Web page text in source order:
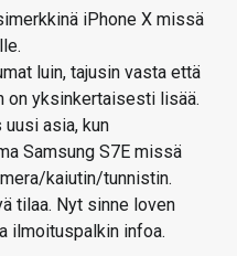
iPhone X missä
luin, tajusin vasta että
on yksinkertaisesti lisää.
asia, kun
Samsung S7E missä
kaiutin/tunnistin.
tilaa. Nyt sinne loven
ilmoituspalkin infoa.